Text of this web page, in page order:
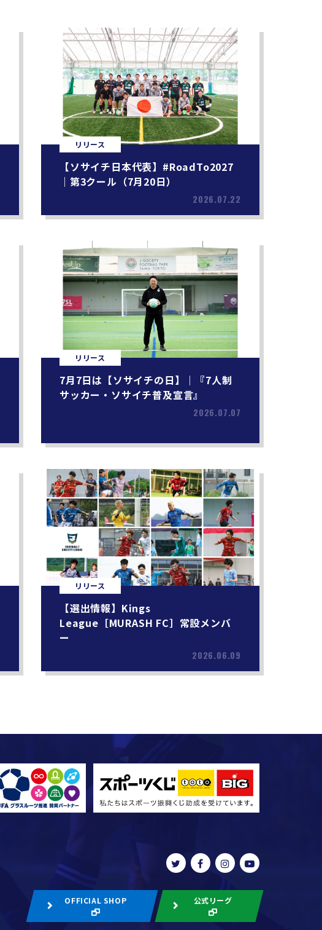
リリース
【ソサイチ日本代表】#RoadTo2027
｜第3クール（7月20日）
2026.07.22
リリース
7月7日は【ソサイチの日】｜『7人制
サッカー・ソサイチ普及宣言』
2026.07.07
リリース
【選出情報】Kings
League［MURASH FC］常設メンバ
ー
2026.06.09
OFFICIAL SHOP 公式リーグ